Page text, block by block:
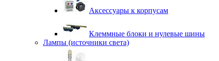
Аксессуары к корпусам
Клеммные блоки и нулевые шины
Лампы (источники света)